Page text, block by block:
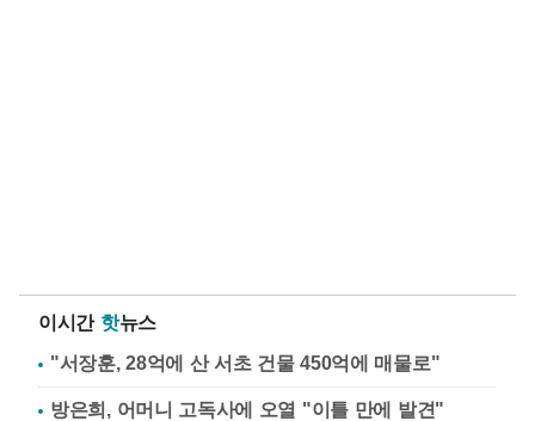
이시간 핫뉴스
"서장훈, 28억에 산 서초 건물 450억에 매물로"
방은희, 어머니 고독사에 오열 "이틀 만에 발견"